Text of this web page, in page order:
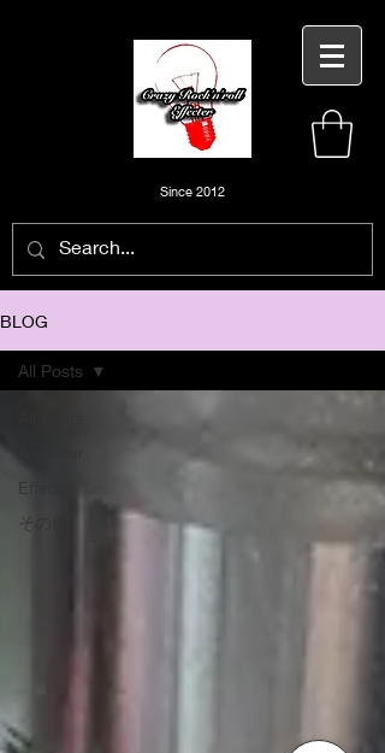
Since 2012
BLOG
Effect
その他
All Posts